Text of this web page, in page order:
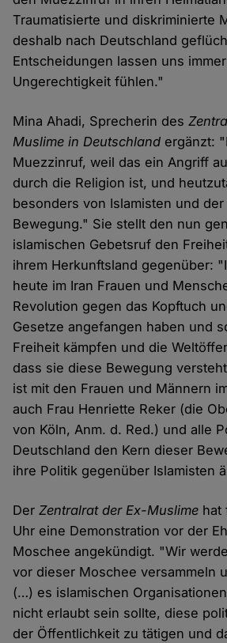
Traumatisierte und diskriminierte
deshalb nach Deutschland
Entscheidungen lassen uns
Ungerechtigkeit fühlen."
Mina Ahadi, Sprecherin des
Muslime in Deutschland ergänzt:
Muezzinruf, weil das ein Angriff
durch die Religion ist, und
besonders von Islamisten und
Bewegung." Sie stellt den nun
islamischen Gebetsruf den
ihrem Herkunftsland gegenüber:
heute im Iran Frauen und
Revolution gegen das Kopftuch
Gesetze angefangen haben und
Freiheit kämpfen und die
dass sie diese Bewegung
ist mit den Frauen und Männern
auch Frau Henriette Reker (die
von Köln, Anm. d. Red.) und alle
Deutschland den Kern dieser
ihre Politik gegenüber Islamisten
DerZentralrat der Ex-Muslime hat
Uhr eine Demonstration vor der
Moschee angekündigt. "Wir
vor dieser Moschee versammeln
(…) es islamischen
nicht erlaubt sein sollte, diese
der Öffentlichkeit zu tätigen und